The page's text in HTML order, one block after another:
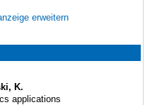
erweitern
K.
applications